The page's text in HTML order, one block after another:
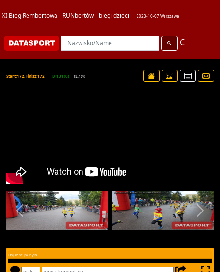
XI Bieg Rembertowa - RUNbertów - biegi dzieci 2023-10-07 Warszawa
C
Start:172, Finisz:172 BF131(0) SL:16%
Daj znać jak było...